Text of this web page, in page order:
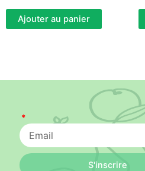
Ajouter au panier
S'inscrire